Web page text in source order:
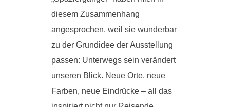
diesem Zusammenhang
angesprochen, weil sie wunderbar
zu der Grundidee der Ausstellung
passen: Unterwegs sein verändert
unseren Blick. Neue Orte, neue
Farben, neue Eindrücke – all das